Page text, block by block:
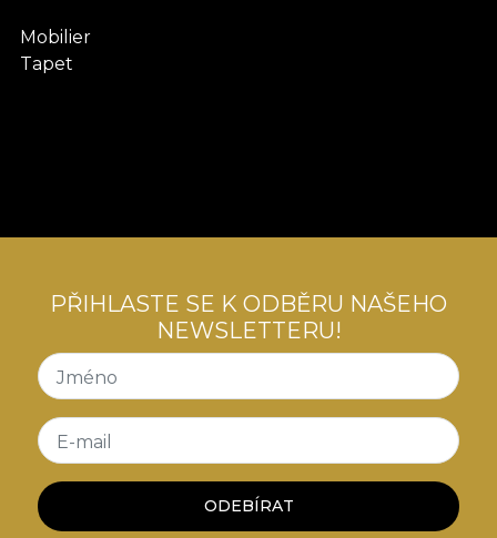
Mobilier
Tapet
PŘIHLASTE SE K ODBĚRU NAŠEHO
NEWSLETTERU!
Jméno
E-mail
ODEBÍRAT